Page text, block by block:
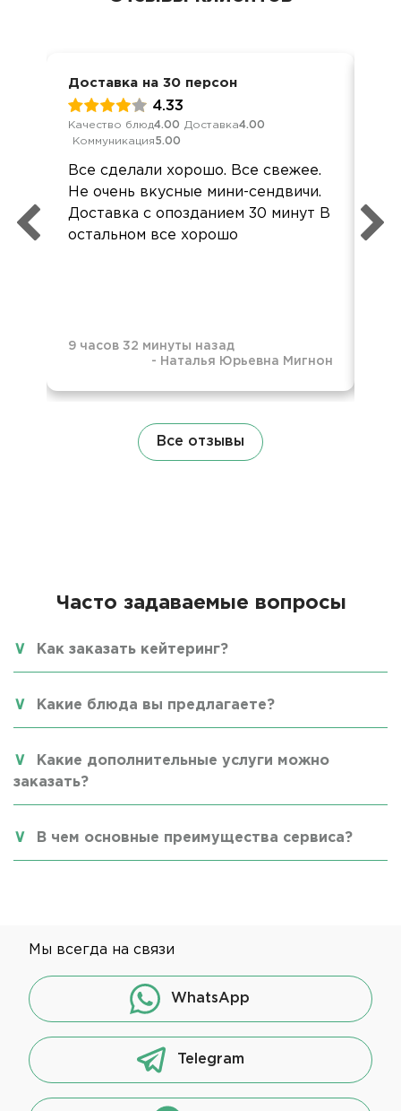
Доставка на 30 персон
4.33
Качество блюд4.00 Доставка4.00
Коммуникация5.00
Все сделали хорошо. Все свежее.
Не очень вкусные мини-сендвичи.
Доставка с опозданием 30 минут В
остальном все хорошо
9 часов 32 минуты назад
- Наталья Юрьевна Мигнон
Все отзывы
Часто задаваемые вопросы
Как заказать кейтеринг?
Какие блюда вы предлагаете?
Какие дополнительные услуги можно
заказать?
В чем основные преимущества сервиса?
Мы всегда на связи
WhatsApp
Telegram